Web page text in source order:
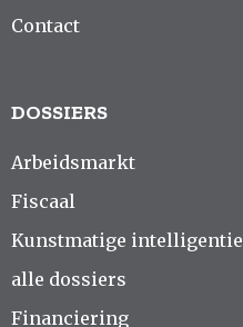
Contact
DOSSIERS
Arbeidsmarkt
Fiscaal
Kunstmatige intelligentie
alle dossiers
Financiering